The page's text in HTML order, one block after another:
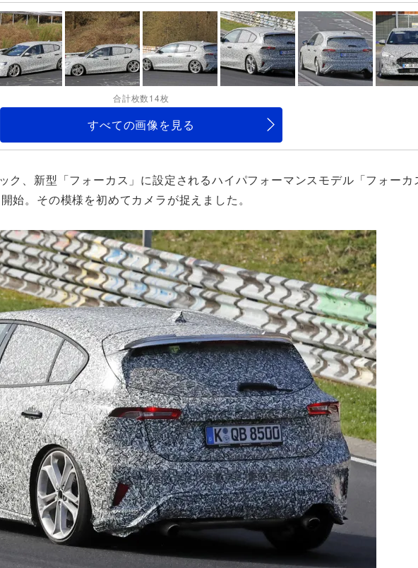
合計枚数14枚
すべての画像を見る
ク、新型「フォーカス」に設定されるハイパフォーマンスモデル「フォー
始。その模様を初めてカメラが捉えました。